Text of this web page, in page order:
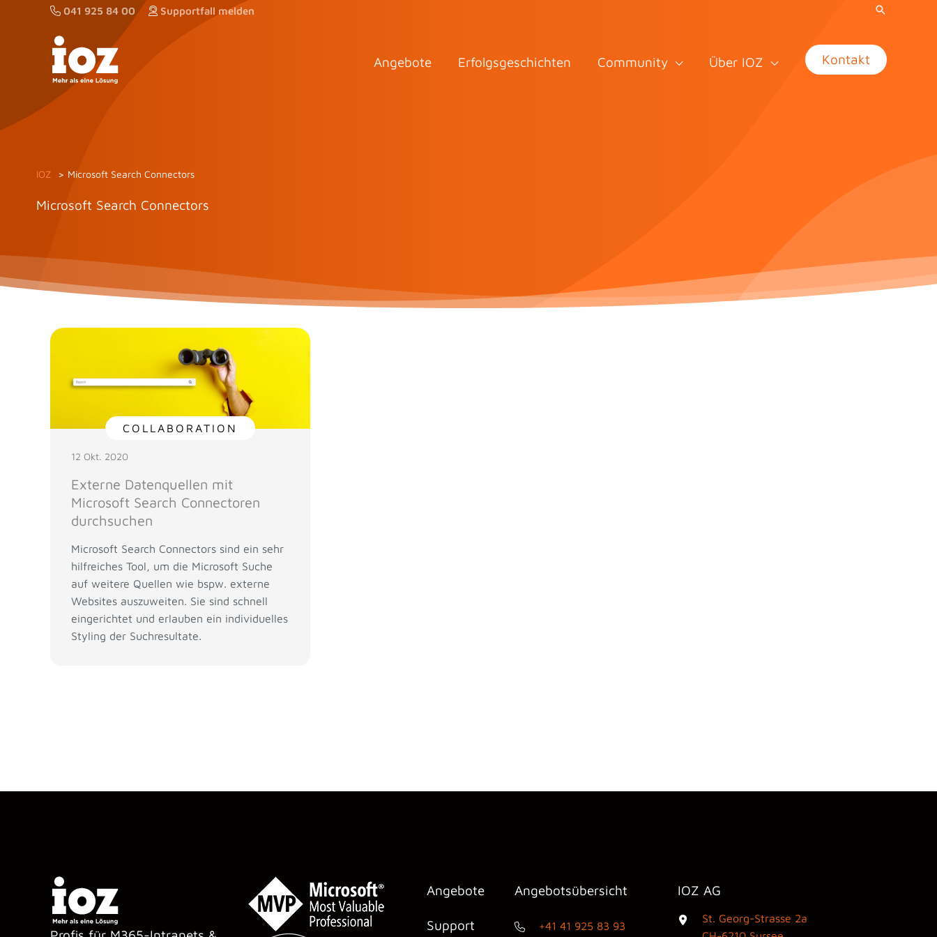
041 925 84 00 Supportfall melden
Angebote Erfolgsgeschichten Community Über IOZ Kontakt
IOZ Microsoft Search Connectors
Microsoft Search Connectors
COLLABORATION
12 Okt. 2020
Externe Datenquellen mit
Microsoft Search Connectoren
durchsuchen
Microsoft Search Connectors sind ein sehr
hilfreiches Tool, um die Microsoft Suche
auf weitere Quellen wie bspw. externe
Websites auszuweiten. Sie sind schnell
eingerichtet und erlauben ein individuelles
Styling der Suchresultate.
Angebote Angebotsübersicht
Support +41 41 925 83 93
IOZ AG
St. Georg-Strasse 2a